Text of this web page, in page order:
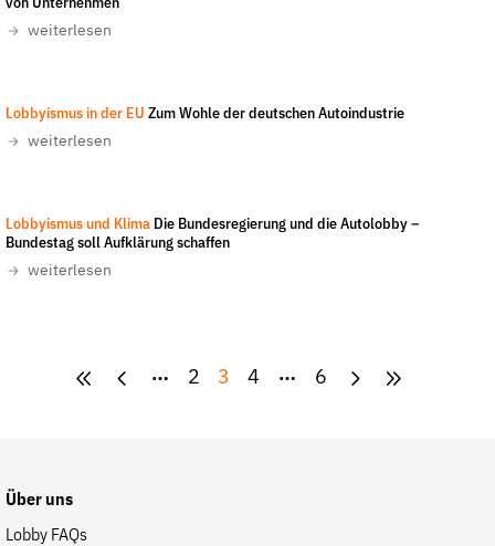
von Unternehmen
weiterlesen
Lobbyismus in der EU Zum Wohle der deutschen Autoindustrie
weiterlesen
Lobbyismus und Klima Die Bundesregierung und die Autolobby –
Bundestag soll Aufklärung schaffen
weiterlesen
2 3 4 6
Über uns
Lobby FAQs